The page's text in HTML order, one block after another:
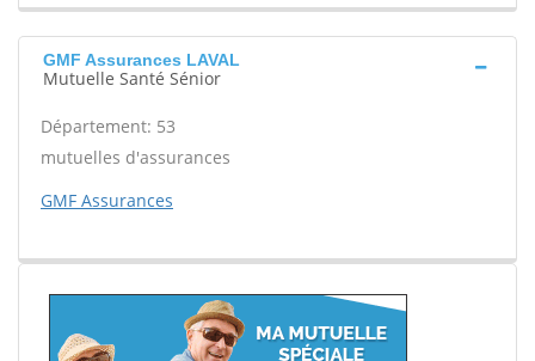
GMF Assurances LAVAL
Mutuelle Santé Sénior
Département: 53
mutuelles d'assurances
GMF Assurances